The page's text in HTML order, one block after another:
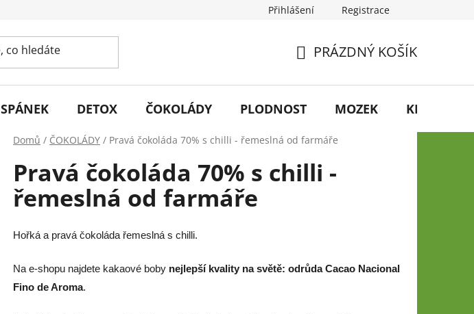
Přihlášení Registrace
KOŠÍK
PRÁZDNÝ KOŠÍK
SPÁNEK DETOX ČOKOLÁDY PLODNOST MOZEK KRÁSA
Domů / ČOKOLÁDY / Pravá čokoláda 70% s chilli - řemeslná od farmáře
Pravá čokoláda 70% s chilli -
řemeslná od farmáře
Hořká a pravá čokoláda řemeslná s chilli.
Na e-shopu najdete kakaové boby nejlepší kvality na světě: odrůda Cacao Nacional
Fino de Aroma.